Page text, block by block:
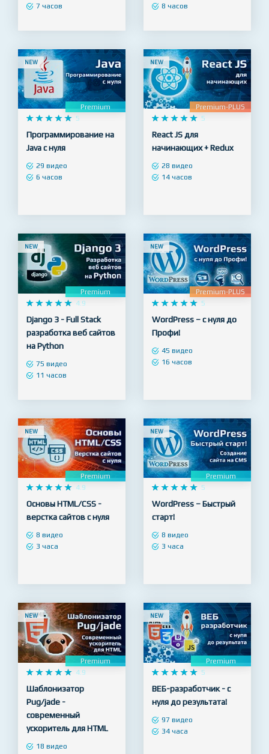
дизайнеров
начинающих
NEW
    
    
Программирование на
Java с нуля
NEW
    
     5
React JS для
начинающих + Redux
NEW
Premium
    
     4.9
Django 3 - Full Stack
разработка веб сайтов
на Python
NEW
Premium-PLUS
  
  
WordPress – с нуля до
Профи!
NEW
    
     4.9
Основы HTML/CSS -
верстка сайтов с нуля
NEW
Premium
  
  
WordPress – Быстрый
старт!
NEW
Premium
   
   
Шаблонизатор
Pug/jade -
современный
NEW
    
     5
ВЕБ-разработчик - с
нуля до результата!